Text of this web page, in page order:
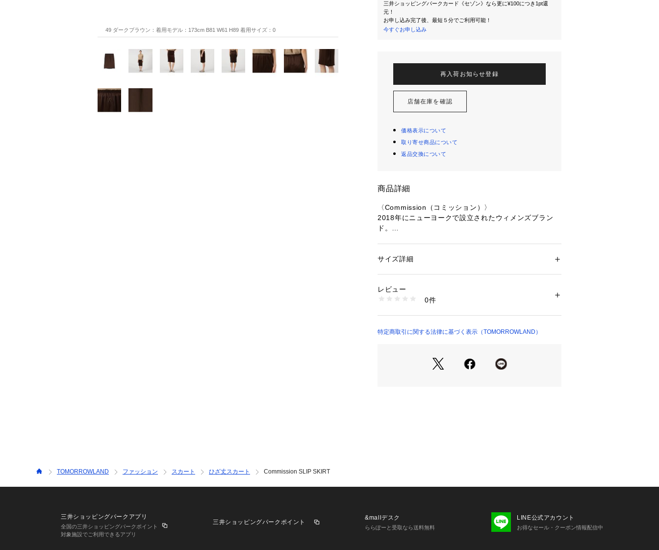
49 ダークブラウン：着用モデル：173cm B81 W61 H89 着用サイズ：0
三井ショッピングパークカード《セゾン》なら更に¥100につき1pt還
元！
お申し込み完了後、最短５分でご利用可能！
今すぐお申し込み
再入荷お知らせ登録
店舗在庫を確認
価格表示について
取り寄せ商品について
返品交換について
商品詳細
〈Commission（コミッション）〉
2018年にニューヨークで設立されたウィメンズブラン
ド。
ートしました。
掛け合わせた独自のバランス感が魅力。
シンプルでありながら都会的で力強いシルエット、ジェ
を軸に、COMMISSIONは現代の女性に向けてモダンか
※商品の色味は、商品単体または素材アップ画像をご確
性別：レディース
洗濯：洗濯不可、漂白不可、タンブル乾燥不可、アイロン仕上げ
可、ドライ可、ウエットクリーニング可
い
37055105003 （ショップ）
サイズ詳細
レビュー
0件
特定商取引に関する法律に基づく表示（TOMORROWLAND）
TOMORROWLAND ファッション スカート ひざ丈スカート Commission SLIP SKIRT
三井ショッピングパークアプリ
全国の三井ショッピングパークポイント
対象施設でご利用できるアプリ
三井ショッピングパークポイント
&mallデスク
ららぽーと受取なら送料無料
LINE公式アカウント
お得なセール・クーポン情報配信中